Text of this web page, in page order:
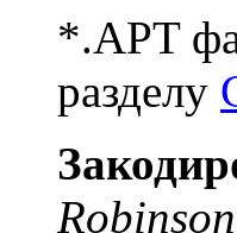
*.APT
разделу
Robinson